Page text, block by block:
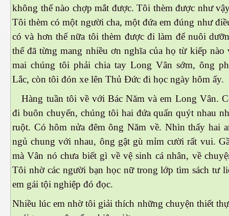
không thể nào chợp mắt được. Tôi thèm được như
Tôi thèm có một người cha, một đứa em đúng như
có và hơn thế nữa tôi thèm được đi làm để nuôi
thể đã từng mang nhiều ơn nghĩa của họ từ kiếp nào
mai chúng tôi phải chia tay Long Vân sớm, ông
Lắc, còn tôi đón xe lên Thủ Đức đi học ngày hôm ấy.
Hàng tuần tôi về với Bác Năm và em Long Vân.
đi buôn chuyến, chúng tôi hai đứa quấn quýt nhau
ruột. Có hôm nửa đêm ông Năm về. Nhìn thấy hai
ngủ chung với nhau, ông gật gù mỉm cười rất vui.
mà Vân nó chưa biết gì về vệ sinh cá nhân, về
Tôi nhờ các người bạn học nữ trong lớp tìm sách tư
em gái tội nghiệp đó đọc.
Nhiều lúc em nhờ tôi giải thích những chuyện thiết
Hạng